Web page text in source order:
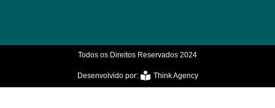
Todos os Direitos Reservados 2024
Desenvolvido por: Think Agency